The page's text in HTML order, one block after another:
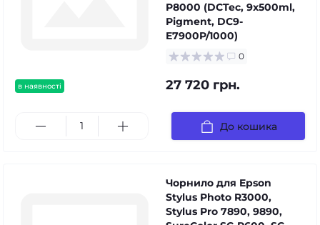
в наявності
P8000 (DCTec, 9x500ml,
Pigment, DC9-
E7900P/1000)
0
27 720 грн.
До кошика
Чорнило для Epson
Stylus Photo R3000,
Stylus Pro 7890, 9890,